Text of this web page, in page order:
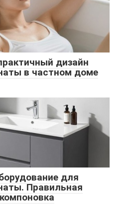
дизайн
в частном доме
для
Правильная